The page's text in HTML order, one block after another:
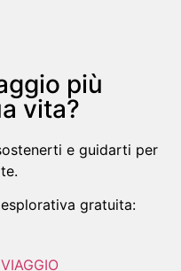
più
vita?
e guidarti per
gratuita: